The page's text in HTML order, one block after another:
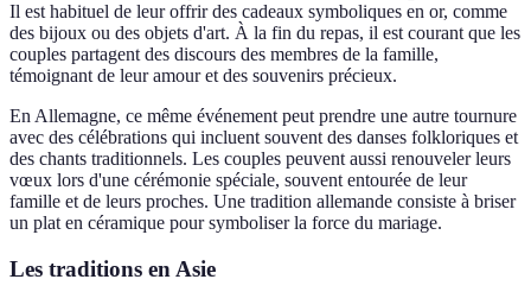
Il est habituel de leur offrir des cadeaux symboliques en or, comme
des bijoux ou des objets d'art. À la fin du repas, il est courant que les
couples partagent des discours des membres de la famille,
témoignant de leur amour et des souvenirs précieux.
En Allemagne, ce même événement peut prendre une autre tournure
avec des célébrations qui incluent souvent des danses folkloriques et
des chants traditionnels. Les couples peuvent aussi renouveler leurs
vœux lors d'une cérémonie spéciale, souvent entourée de leur
famille et de leurs proches. Une tradition allemande consiste à briser
un plat en céramique pour symboliser la force du mariage.
Les traditions en Asie